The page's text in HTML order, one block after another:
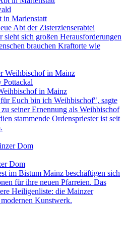
in Marienstatt
Abt der Zisterzienserabtei
sich großen Herausforderungen
brauchen Kraftorte wie
Pottackal
in Mainz
Euch bin ich Weihbischof", sagte
seiner Ernennung als Weihbischof
stammende Ordenspriester ist seit
Dom
im Bistum Mainz beschäftigen sich
für ihre neuen Pfarreien. Das
Heiligenliste: die Mainzer
Kunstwerk.